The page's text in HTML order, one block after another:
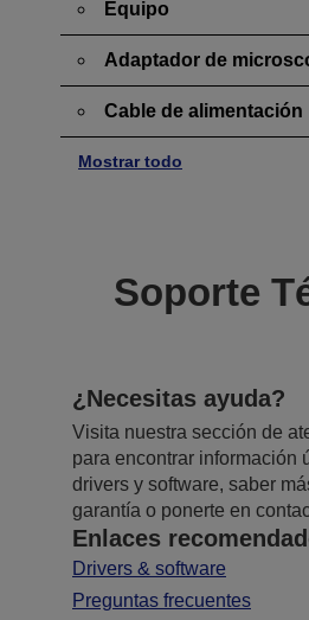
Equipo
Adaptador de
Cable de alimentación
Mostrar todo
Soporte
¿Necesitas ayuda?
Visita nuestra sección de
para encontrar información
drivers y software, saber
garantía o ponerte en
Enlaces
Drivers & software
Preguntas frecuentes